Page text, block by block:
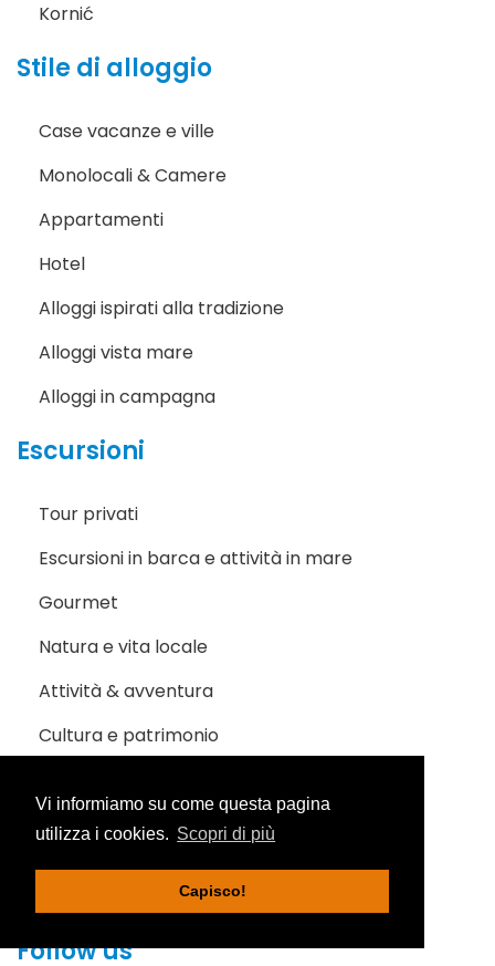
Vi informiamo su come questa pagina
utilizza i cookies. Scopri di più
Capisco!
Kornić
Stile di alloggio
Case vacanze e ville
Monolocali & Camere
Appartamenti
Hotel
Alloggi ispirati alla tradizione
Alloggi vista mare
Alloggi in campagna
Escursioni
Tour privati
Escursioni in barca e attività in mare
Gourmet
Natura e vita locale
Attività & avventura
Cultura e patrimonio
Offerta speciale
Prenota 7 / ne paghi 6
Follow us